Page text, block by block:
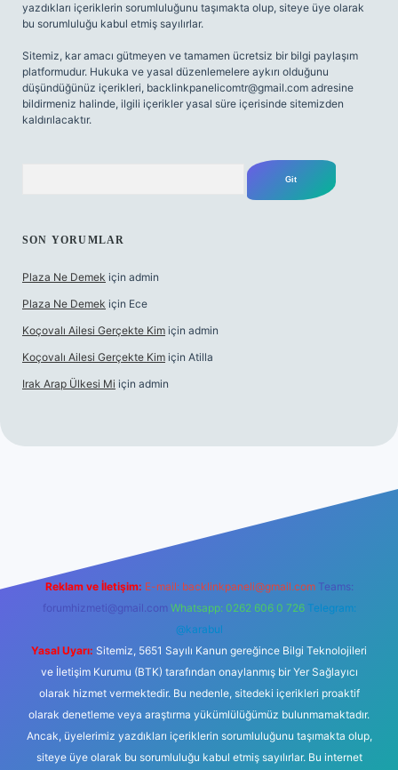
yazdıkları içeriklerin sorumluluğunu taşımakta olup, siteye üye olarak
bu sorumluluğu kabul etmiş sayılırlar.
Sitemiz, kar amacı gütmeyen ve tamamen ücretsiz bir bilgi paylaşım
platformudur. Hukuka ve yasal düzenlemelere aykırı olduğunu
düşündüğünüz içerikleri, backlinkpanelicomtr@gmail.com adresine
bildirmeniz halinde, ilgili içerikler yasal süre içerisinde sitemizden
kaldırılacaktır.
SON YORUMLAR
Plaza Ne Demek için admin
Plaza Ne Demek için Ece
Koçovalı Ailesi Gerçekte Kim için admin
Koçovalı Ailesi Gerçekte Kim için Atilla
Irak Arap Ülkesi Mi için admin
Reklam ve İletişim: E-mail: backlinkpaneli@gmail.com Teams:
forumhizmeti@gmail.com Whatsapp: 0262 606 0 726 Telegram:
@karabul
Yasal Uyarı: Sitemiz, 5651 Sayılı Kanun gereğince Bilgi Teknolojileri
ve İletişim Kurumu (BTK) tarafından onaylanmış bir Yer Sağlayıcı
olarak hizmet vermektedir. Bu nedenle, sitedeki içerikleri proaktif
olarak denetleme veya araştırma yükümlülüğümüz bulunmamaktadır.
Ancak, üyelerimiz yazdıkları içeriklerin sorumluluğunu taşımakta olup,
siteye üye olarak bu sorumluluğu kabul etmiş sayılırlar. Bu internet